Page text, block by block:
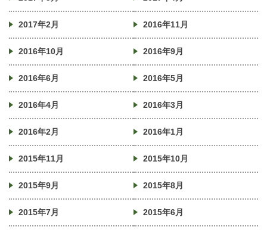
2017年2月 2016年11月
2016年10月 2016年9月
2016年6月 2016年5月
2016年4月 2016年3月
2016年2月 2016年1月
2015年11月 2015年10月
2015年9月 2015年8月
2015年7月 2015年6月